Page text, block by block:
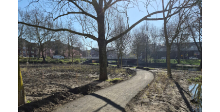
Werk Capelle | Schermerhoek
Bekijk project